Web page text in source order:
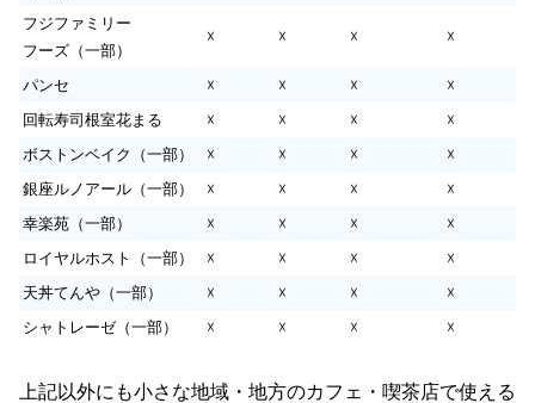
フジファミリー
フーズ（一部）
☓ ☓ ☓ ☓
パンセ ☓ ☓ ☓
☓
回転寿司根室花まる
☓ ☓ ☓
☓
ボストンベイク（一部）
☓ ☓ ☓
☓
銀座ルノアール（一部）
☓ ☓ ☓
☓
幸楽苑（一部）
☓ ☓ ☓
☓
ロイヤルホスト（一部）
☓ ☓ ☓
☓
天丼てんや（一部）
☓ ☓ ☓
☓
シャトレーゼ（一部）
☓ ☓ ☓ ☓
上記以外にも小さな地域・地方のカフェ・喫茶店で使える